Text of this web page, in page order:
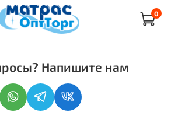
0
Напишите нам